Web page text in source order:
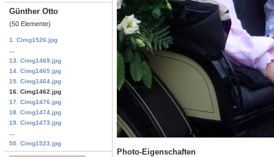
Günther Otto
(50 Elemente)
1. Cimg1526.jpg
13. Cimg1469.jpg
14. Cimg1465.jpg
15. Cimg1464.jpg
16. Cimg1462.jpg
17. Cimg1476.jpg
18. Cimg1474.jpg
19. Cimg1473.jpg
50. Cimg1523.jpg
Photo-Eigenschaften